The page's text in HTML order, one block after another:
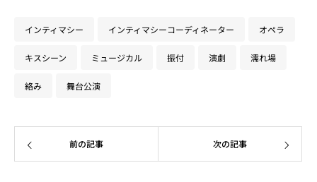
インティマシー インティマシーコーディネーター オペラ
キスシーン ミュージカル 振付 演劇 濡れ場
絡み 舞台公演
前の記事 次の記事